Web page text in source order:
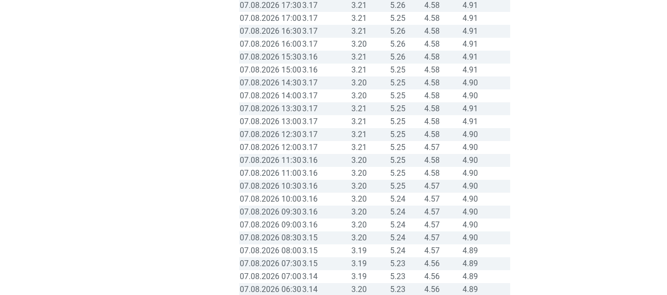
07.08.2026 17:30 3.17 3.21 5.26 4.58
4.91
07.08.2026 17:003.17 3.21 5.25 4.58
4.91
07.08.2026 16:30 3.17 3.21 5.26 4.58
4.91
07.08.2026 16:003.17 3.20 5.26 4.58
4.91
07.08.2026 15:30 3.16 3.21 5.26 4.58
4.91
07.08.2026 15:003.16 3.21 5.25 4.58
4.91
07.08.2026 14:30 3.17 3.20 5.25 4.58
4.90
07.08.2026 14:003.17 3.20 5.25 4.58
4.90
07.08.2026 13:30 3.17 3.21 5.25 4.58
4.91
07.08.2026 13:003.17 3.21 5.25 4.58
4.91
07.08.2026 12:30 3.17 3.21 5.25 4.58
4.90
07.08.2026 12:003.17 3.21 5.25 4.57
4.90
07.08.2026 11:30 3.16 3.20 5.25 4.58
4.90
07.08.2026 11:003.16 3.20 5.25 4.58
4.90
07.08.2026 10:30 3.16 3.20 5.25 4.57
4.90
07.08.2026 10:003.16 3.20 5.24 4.57
4.90
07.08.2026 09:30 3.16 3.20 5.24 4.57
4.90
07.08.2026 09:003.16 3.20 5.24 4.57
4.90
07.08.2026 08:30 3.15 3.20 5.24 4.57
4.90
07.08.2026 08:003.15 3.19 5.24 4.57
4.89
07.08.2026 07:30 3.15 3.19 5.23 4.56
4.89
07.08.2026 07:003.14 3.19 5.23 4.56
4.89
07.08.2026 06:30 3.14 3.20 5.23 4.56
4.89